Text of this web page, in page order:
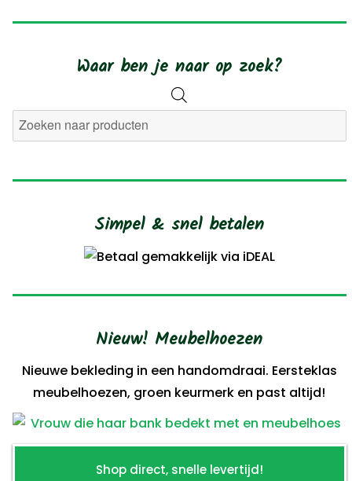
Waar ben je naar op zoek?
Producten
Simpel & snel betalen
Nieuw! Meubelhoezen
Nieuwe bekleding in een handomdraai. Eersteklas
meubelhoezen, groen keurmerk en past altijd!
Shop direct, snelle levertijd!